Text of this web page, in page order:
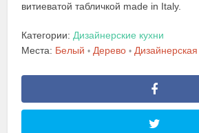
витиеватой табличкой made in Italy.
Категории: Дизайнерские кухни
Места: Белый • Дерево •